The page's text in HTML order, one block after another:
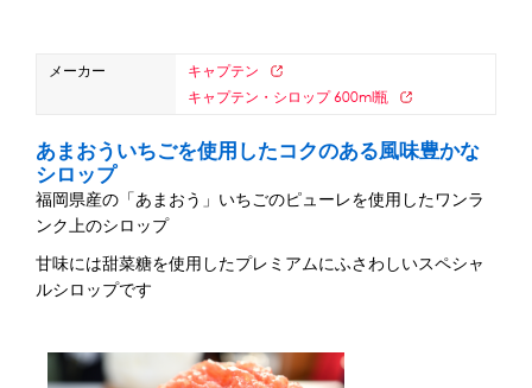
氷旗 のぼり 横幕 風船
ポスター
その他のPRアイテム
台湾かき氷「Snow-kiss（スノーキッス）」
かき氷書籍
メーカー
キャプテン
キャプテン・シロップ 600ml瓶
あまおういちごを使用したコクのある風味豊かな
シロップ
福岡県産の「あまおう」いちごのピューレを使用したワンラ
ンク上のシロップ
甘味には甜菜糖を使用したプレミアムにふさわしいスペシャ
ルシロップです